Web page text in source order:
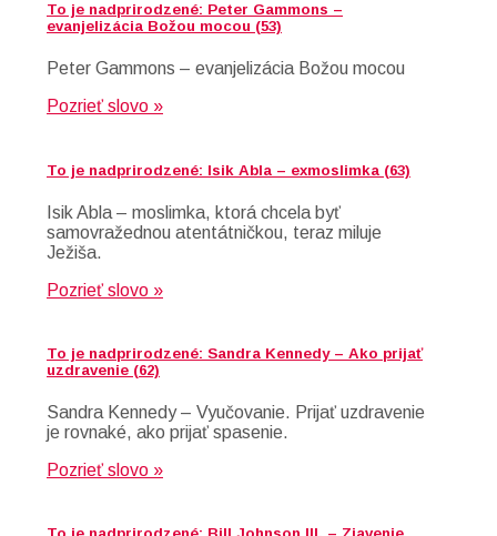
To je nadprirodzené: Peter Gammons –
evanjelizácia Božou mocou (53)
Peter Gammons – evanjelizácia Božou mocou
Pozrieť slovo »
To je nadprirodzené: Isik Abla – exmoslimka (63)
Isik Abla – moslimka, ktorá chcela byť
samovražednou atentátničkou, teraz miluje
Ježiša.
Pozrieť slovo »
To je nadprirodzené: Sandra Kennedy – Ako prijať
uzdravenie (62)
Sandra Kennedy – Vyučovanie. Prijať uzdravenie
je rovnaké, ako prijať spasenie.
Pozrieť slovo »